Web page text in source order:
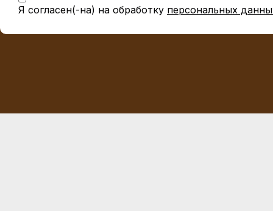
Я согласен(-на) на обработку персональных